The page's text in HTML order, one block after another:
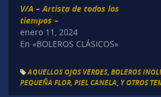
V/A – Artista de todos los
tiempos –
enero 11, 2024
En «BOLEROS CLÁSICOS»
AQUELLOS OJOS VERDES, BOLEROS
PEQUEÑA FLOR, PIEL CANELA Y OTROS